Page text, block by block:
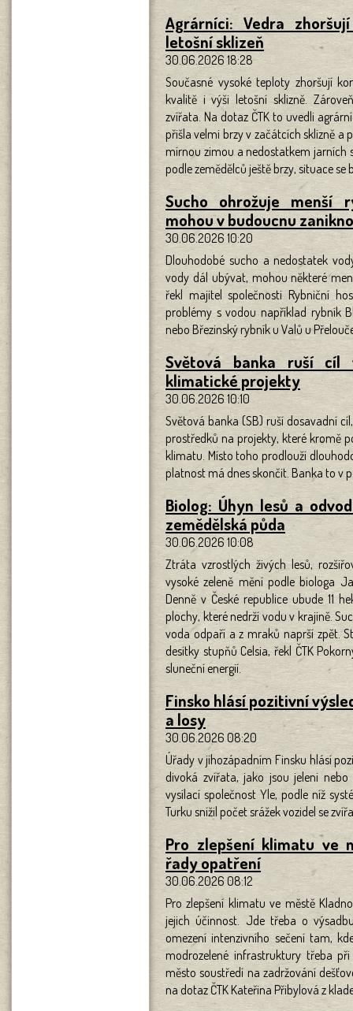
Agrárníci: Vedra
letošní sklizeň
30.06.2026 18:28
Současné vysoké teploty zhoršují
kvalitě i výši letošní sklizně.
zvířata. Na dotaz ČTK to uvedli
přišla velmi brzy v začátcích sklizně a
mírnou zimou a nedostatkem jarních
podle zemědělců ještě brzy, situace
Sucho ohrožuje menší
mohou v budoucnu
30.06.2026 10:20
Dlouhodobé sucho a nedostatek
vody dál ubývat, mohou některé
řekl majitel společnosti Rybniční
problémy s vodou například rybník
nebo Březinský rybník u Valů u
Světová banka ruší
klimatické projekty
30.06.2026 10:10
Světová banka (SB) ruší dosavadní
prostředků na projekty, které kromě
klimatu. Místo toho prodlouží
platnost má dnes skončit. Banka to v
Biolog: Úhyn lesů a
zemědělská půda
30.06.2026 10:08
Ztráta vzrostlých živých lesů,
vysoké zeleně mění podle biologa
Denně v České republice ubude 11
plochy, které nedrží vodu v krajině.
voda odpaří a z mraků naprší zpět.
desítky stupňů Celsia, řekl ČTK
sluneční energií.
Finsko hlásí pozitivní
a losy
30.06.2026 08:20
Úřady v jihozápadním Finsku hlásí
divoká zvířata, jako jsou jeleni
vysílací společnost Yle, podle níž
Turku snížil počet srážek vozidel se
Pro zlepšení klimatu ve
řady opatření
30.06.2026 08:12
Pro zlepšení klimatu ve městě
jejich účinnost. Jde třeba o
omezení intenzivního sečení tam,
modrozelené infrastruktury třeba
město soustředí na zadržování
na dotaz ČTK Kateřina Přibylová z